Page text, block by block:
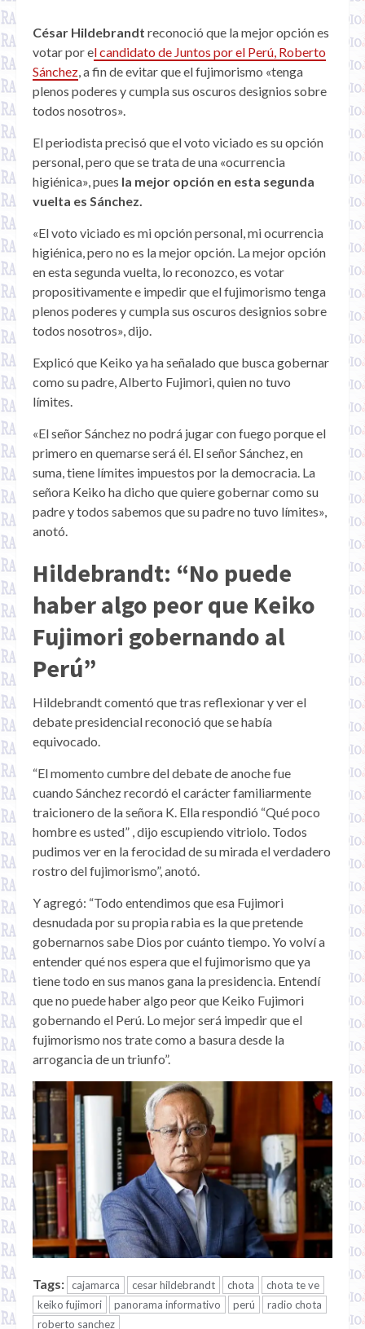
César Hildebrandt reconoció que la mejor opción es
votar por el candidato de Juntos por el Perú, Roberto
Sánchez , a fin de evitar que el fujimorismo «tenga
plenos poderes y cumpla sus oscuros designios sobre
todos nosotros».
El periodista precisó que el voto viciado es su opción
personal, pero que se trata de una «ocurrencia
higiénica», pues la mejor opción en esta segunda
vuelta es Sánchez.
«El voto viciado es mi opción personal, mi ocurrencia
higiénica, pero no es la mejor opción. La mejor opción
en esta segunda vuelta, lo reconozco, es votar
propositivamente e impedir que el fujimorismo tenga
plenos poderes y cumpla sus oscuros designios sobre
todos nosotros», dijo.
Explicó que Keiko ya ha señalado que busca gobernar
como su padre, Alberto Fujimori, quien no tuvo
límites.
«El señor Sánchez no podrá jugar con fuego porque el
primero en quemarse será él. El señor Sánchez, en
suma, tiene límites impuestos por la democracia. La
señora Keiko ha dicho que quiere gobernar como su
padre y todos sabemos que su padre no tuvo límites»,
anotó.
Hildebrandt: “No puede
haber algo peor que Keiko
Fujimori gobernando al
Perú”
Hildebrandt comentó que tras reflexionar y ver el
debate presidencial reconoció que se había
equivocado.
“El momento cumbre del debate de anoche fue
cuando Sánchez recordó el carácter familiarmente
traicionero de la señora K. Ella respondió “Qué poco
hombre es usted” , dijo escupiendo vitriolo. Todos
pudimos ver en la ferocidad de su mirada el verdadero
rostro del fujimorismo”, anotó.
Y agregó: “Todo entendimos que esa Fujimori
desnudada por su propia rabia es la que pretende
gobernarnos sabe Dios por cuánto tiempo. Yo volví a
entender qué nos espera que el fujimorismo que ya
tiene todo en sus manos gana la presidencia. Entendí
que no puede haber algo peor que Keiko Fujimori
gobernando el Perú. Lo mejor será impedir que el
fujimorismo nos trate como a basura desde la
arrogancia de un triunfo”.
Tags: cajamarca cesar hildebrandt chota
chota te ve
keiko fujimori
panorama informativo perú
radio chota
roberto sanchez